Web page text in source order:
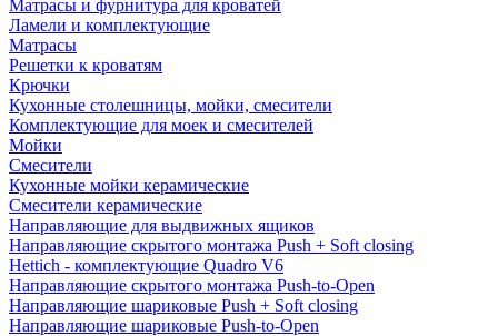
Матрасы и фурнитура для кроватей
Ламели и комплектующие
Матрасы
Решетки к кроватям
Крючки
Кухонные столешницы, мойки, смесители
Комплектующие для моек и смесителей
Мойки
Смесители
Кухонные мойки керамические
Смесители керамические
Направляющие для выдвижных ящиков
Направляющие скрытого монтажа Push + Soft closing
Hettich - комплектующие Quadro V6
Направляющие скрытого монтажа Push-to-Open
Направляющие шариковые Push + Soft closing
Направляющие шариковые Push-to-Open